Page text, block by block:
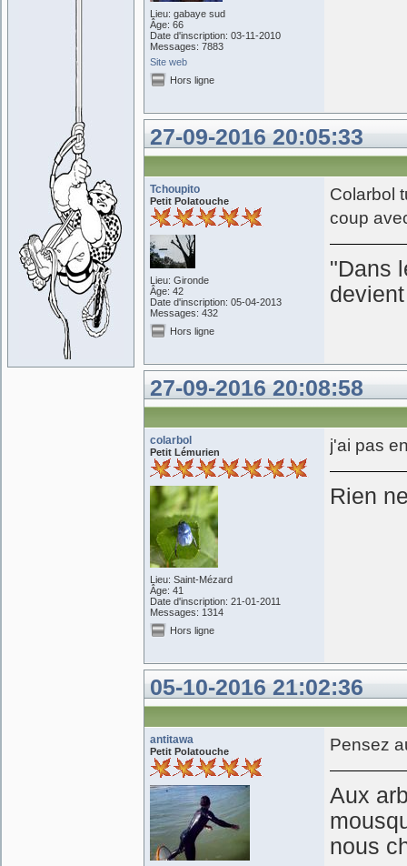
Lieu: gabaye sud
Âge: 66
Date d'inscription: 03-11-2010
Messages: 7883
Site web
Hors ligne
27-09-2016 20:05:33
Tchoupito
Petit Polatouche
Lieu: Gironde
Âge: 42
Date d'inscription: 05-04-2013
Messages: 432
Colarbol
coup
"Dans
Hors ligne
27-09-2016 20:08:58
colarbol
Petit Lémurien
Lieu: Saint-Mézard
Âge: 41
Date d'inscription: 21-01-2011
Messages: 1314
j'ai pas
Rien
Hors ligne
05-10-2016 21:02:36
antitawa
Petit Polatouche Pensez
Aux
nous